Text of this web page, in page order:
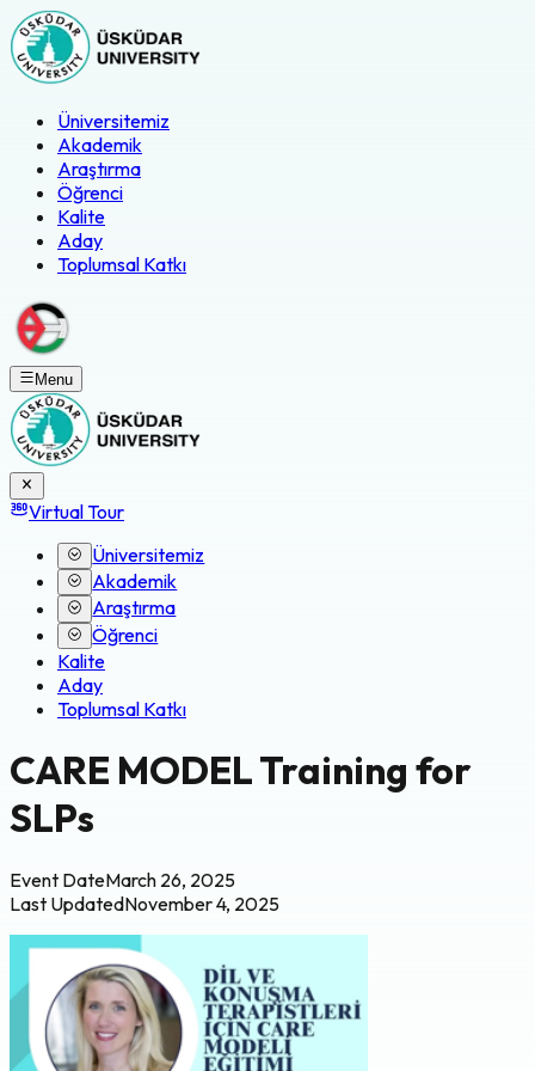
Üniversitemiz
Akademik
Araştırma
Öğrenci
Kalite
Aday
Toplumsal Katkı
Menu
Virtual Tour
Üniversitemiz
Akademik
Araştırma
Öğrenci
Kalite
Aday
Toplumsal Katkı
CARE MODEL Training for
SLPs
Event DateMarch 26, 2025
Last UpdatedNovember 4, 2025